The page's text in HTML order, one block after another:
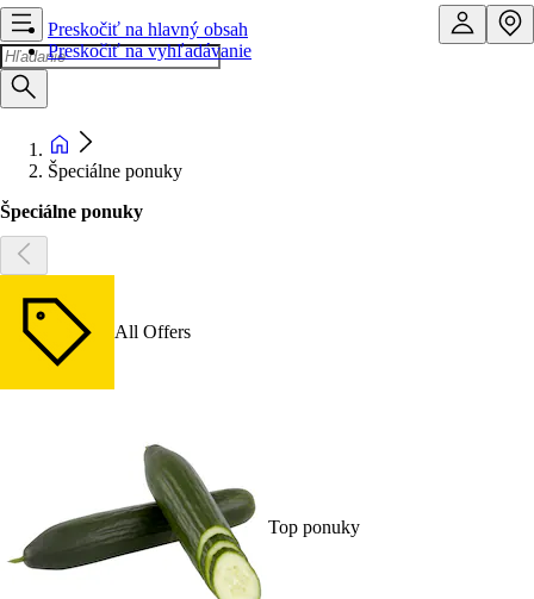
Preskočiť na hlavný obsah
Preskočiť na vyhľadávanie
Špeciálne ponuky
Špeciálne ponuky
All Offers
Top ponuky